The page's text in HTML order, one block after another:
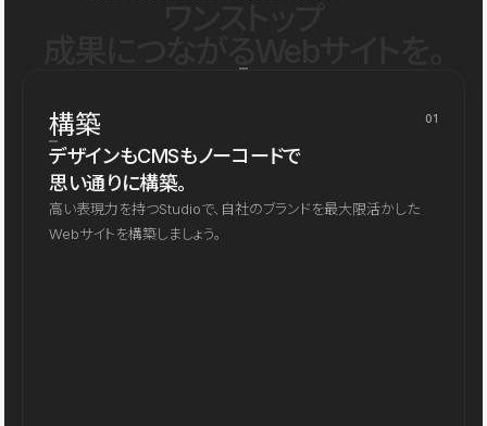
構築 01
デザインもCMSもノーコードで
思い通りに構築。
高い表現力を持つStudioで、自社のブランドを最大限活かした
Webサイトを構築しましょう。